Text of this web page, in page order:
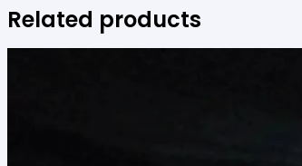
Related products